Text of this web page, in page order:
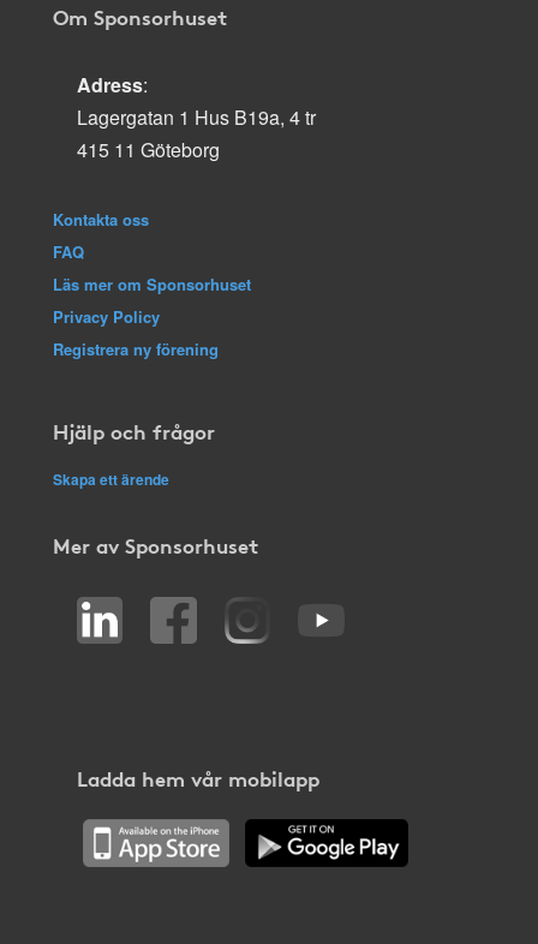
Om Sponsorhuset
Adress:
Lagergatan 1 Hus B19a, 4 tr
415 11 Göteborg
Kontakta oss
FAQ
Läs mer om Sponsorhuset
Privacy Policy
Registrera ny förening
Hjälp och frågor
Skapa ett ärende
Mer av Sponsorhuset
Ladda hem vår mobilapp